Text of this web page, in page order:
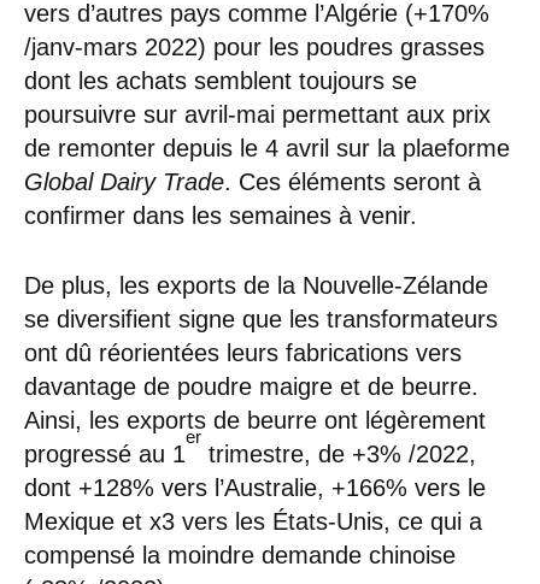
vers d’autres pays comme l’Algérie (+170%
/janv-mars 2022) pour les poudres grasses
dont les achats semblent toujours se
poursuivre sur avril-mai permettant aux prix
de remonter depuis le 4 avril sur la plaeforme
Global Dairy Trade. Ces éléments seront à
confirmer dans les semaines à venir.
De plus, les exports de la Nouvelle-Zélande
se diversifient signe que les transformateurs
ont dû réorientées leurs fabrications vers
davantage de poudre maigre et de beurre.
Ainsi, les exports de beurre ont légèrement
progressé au 1
er
trimestre, de +3% /2022,
dont +128% vers l’Australie, +166% vers le
Mexique et x3 vers les États-Unis, ce qui a
compensé la moindre demande chinoise